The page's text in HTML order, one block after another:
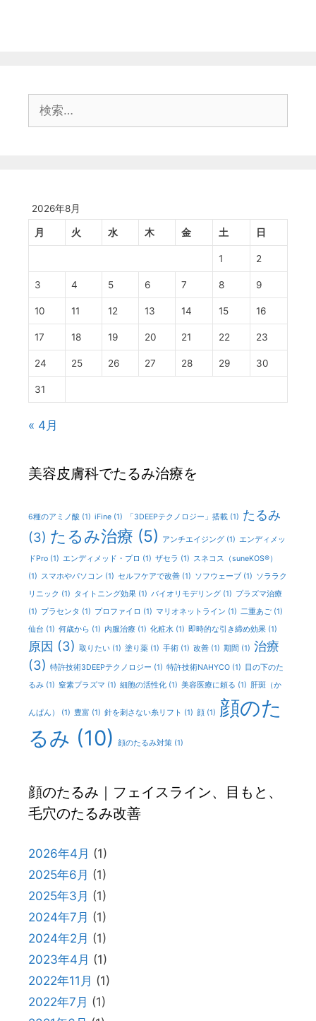
索:
2026年8月
月 火 水 木 金 土 日
1 2
3 4 5 6 7 8 9
10 11 12 13 14 15 16
17 18 19 20 21 22 23
24 25 26 27 28 29 30
31
« 4月
美容皮膚科でたるみ治療を
6種のアミノ酸 (1) iFine (1) 「3DEEPテクノロジー」搭載 (1) たるみ
(3) たるみ治療 (5) アンチエイジング (1) エンディメッ
ドPro (1) エンディメッド・プロ (1) ザセラ (1) スネコス（suneKOS®）
(1) スマホやパソコン (1) セルフケアで改善 (1) ソフウェーブ (1) ソララク
リニック (1) タイトニング効果 (1) バイオリモデリング (1) プラズマ治療
(1) プラセンタ (1) プロファイロ (1) マリオネットライン (1) 二重あご (1)
仙台 (1) 何歳から (1) 内服治療 (1) 化粧水 (1) 即時的な引き締め効果 (1)
原因 (3) 取りたい (1) 塗り薬 (1) 手術 (1) 改善 (1) 期間 (1) 治療
(3) 特許技術3DEEPテクノロジー (1) 特許技術NAHYCO (1)
目の下のた
るみ (1) 窒素プラズマ (1) 細胞の活性化 (1) 美容医療に頼る (1) 肝斑（か
んぱん） (1) 豊富 (1) 針を刺さない糸リフト (1) 顔 (1)
顔のた
るみ (10) 顔のたるみ対策 (1)
顔のたるみ｜フェイスライン、目もと、
毛穴のたるみ改善
2026年4月 (1)
2025年6月 (1)
2025年3月 (1)
2024年7月 (1)
2024年2月 (1)
2023年4月 (1)
2022年11月 (1)
2022年7月 (1)